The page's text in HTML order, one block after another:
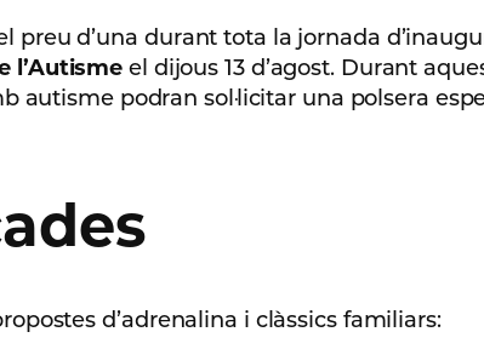
d’una durant tota la jornada
l’Autisme el dijous 13 d’agost. Durant
autisme podran sol·licitar una polsera
d’adrenalina i clàssics familiars: